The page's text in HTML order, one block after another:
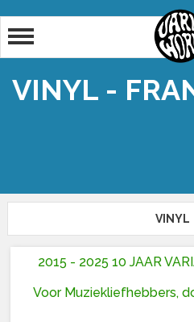
VINYL -
VINYL
2015 - 2025 10 JAAR
Voor Muziekliefhebbers,